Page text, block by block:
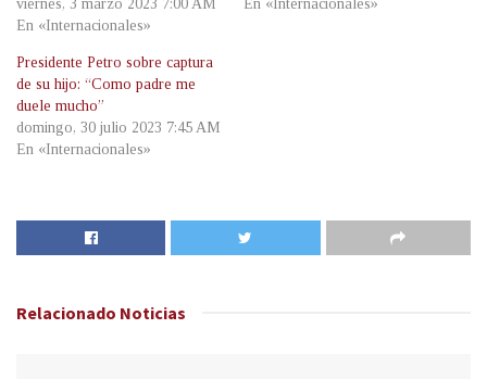
viernes, 3 marzo 2023 7:00 AM
En «Internacionales»
En «Internacionales»
Presidente Petro sobre captura
de su hijo: “Como padre me
duele mucho”
domingo, 30 julio 2023 7:45 AM
En «Internacionales»
Relacionado Noticias